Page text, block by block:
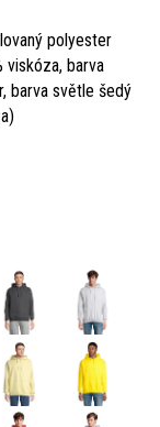
polyester
viskóza, barva
barva světle šedý